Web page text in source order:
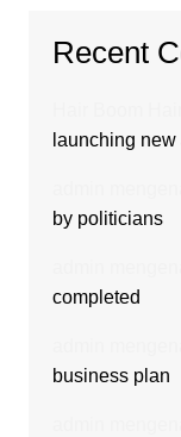
Recent
launching new
by politicians
completed
business plan